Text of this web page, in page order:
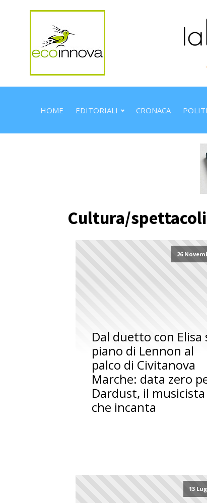
HOME EDITORIALI CRONACA
Cultura/spettacoli
26
Dal duetto con Elisa
piano di Lennon al
palco di Civitanova
Marche: data zero
Dardust, il musicista
che incanta
13